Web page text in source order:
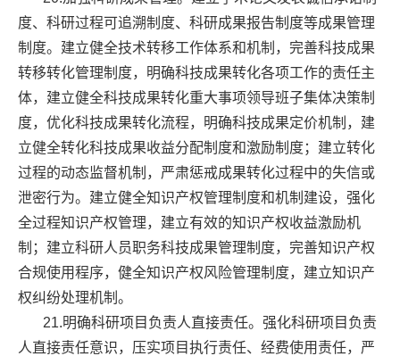
度、科研过程可追溯制度、科研成果报告制度等成果管理
制度。建立健全技术转移工作体系和机制，完善科技成果
转移转化管理制度，明确科技成果转化各项工作的责任主
体，建立健全科技成果转化重大事项领导班子集体决策制
度，优化科技成果转化流程，明确科技成果定价机制，建
立健全转化科技成果收益分配制度和激励制度；建立转化
过程的动态监督机制，严肃惩戒成果转化过程中的失信或
泄密行为。建立健全知识产权管理制度和机制建设，强化
全过程知识产权管理，建立有效的知识产权收益激励机
制；建立科研人员职务科技成果管理制度，完善知识产权
合规使用程序，健全知识产权风险管理制度，建立知识产
权纠纷处理机制。
21.明确科研项目负责人直接责任。强化科研项目负责
人直接责任意识，压实项目执行责任、经费使用责任，严